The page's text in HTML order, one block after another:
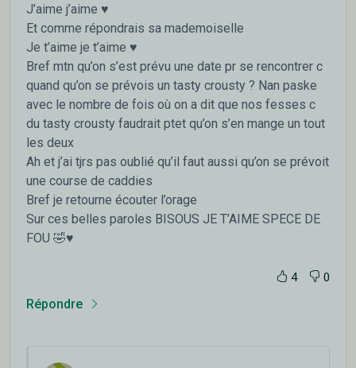
J’aime j’aime ♥️
Et comme répondrais sa mademoiselle
Je t’aime je t’aime ♥️
Bref mtn qu’on s’est prévu une date pr se rencontrer c
quand qu’on se prévois un tasty crousty ? Nan paske
avec le nombre de fois où on a dit que nos fesses c
du tasty crousty faudrait ptet qu’on s’en mange un tout
les deux
Ah et j’ai tjrs pas oublié qu’il faut aussi qu’on se prévoit
une course de caddies
Bref je retourne écouter l’orage
Sur ces belles paroles BISOUS JE T’AIME SPECE DE
FOU 🤣♥️
4 0
Répondre